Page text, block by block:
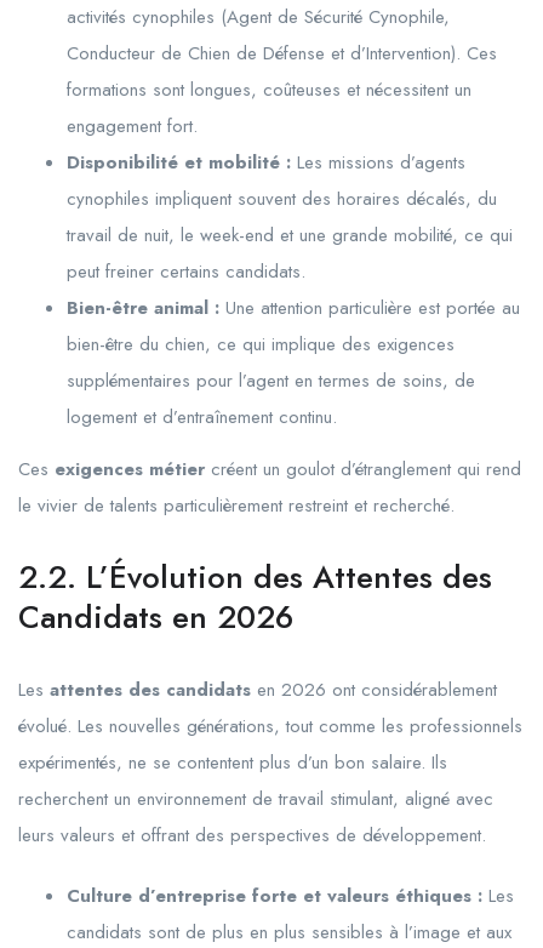
activités cynophiles (Agent de Sécurité Cynophile,
Conducteur de Chien de Défense et d’Intervention). Ces
formations sont longues, coûteuses et nécessitent un
engagement fort.
Disponibilité et mobilité : Les missions d’agents
cynophiles impliquent souvent des horaires décalés, du
travail de nuit, le week-end et une grande mobilité, ce qui
peut freiner certains candidats.
Bien-être animal : Une attention particulière est portée au
bien-être du chien, ce qui implique des exigences
supplémentaires pour l’agent en termes de soins, de
logement et d’entraînement continu.
Ces exigences métier créent un goulot d’étranglement qui rend
le vivier de talents particulièrement restreint et recherché.
2.2. L’Évolution des Attentes des
Candidats en 2026
Les attentes des candidats en 2026 ont considérablement
évolué. Les nouvelles générations, tout comme les professionnels
expérimentés, ne se contentent plus d’un bon salaire. Ils
recherchent un environnement de travail stimulant, aligné avec
leurs valeurs et offrant des perspectives de développement.
Culture d’entreprise forte et valeurs éthiques : Les
candidats sont de plus en plus sensibles à l’image et aux